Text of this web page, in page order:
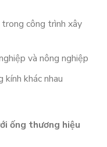
công trình xây
và nông nghiệp
kính khác nhau
ống thương hiệu